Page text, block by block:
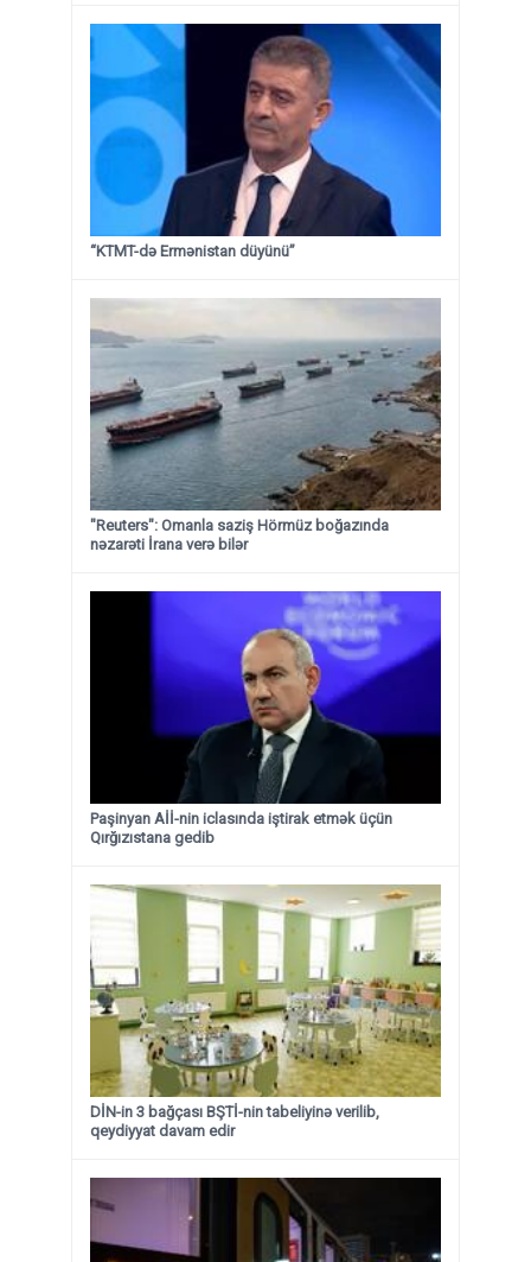
“KTMT-də Ermənistan düyünü”
"Reuters": Omanla saziş Hörmüz boğazında
nəzarəti İrana verə bilər
Paşinyan Aİİ-nin iclasında iştirak etmək üçün
Qırğızıstana gedib
DİN-in 3 bağçası BŞTİ-nin tabeliyinə verilib,
qeydiyyat davam edir